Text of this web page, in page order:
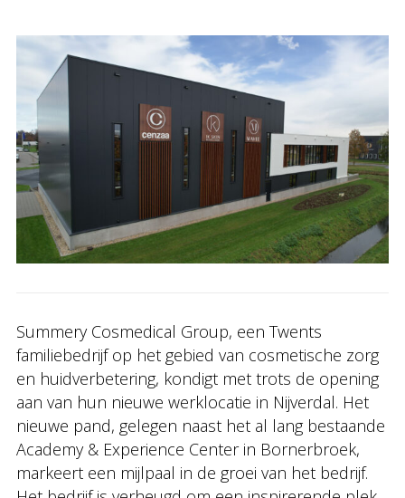
Summery Cosmedical Group, een Twents
familiebedrijf op het gebied van cosmetische zorg
en huidverbetering, kondigt met trots de opening
aan van hun nieuwe werklocatie in Nijverdal. Het
nieuwe pand, gelegen naast het al lang bestaande
Academy & Experience Center in Bornerbroek,
markeert een mijlpaal in de groei van het bedrijf.